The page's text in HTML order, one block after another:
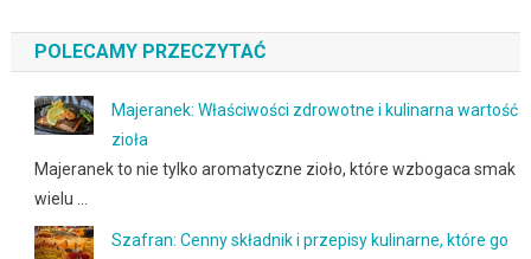
POLECAMY PRZECZYTAĆ
Majeranek: Właściwości zdrowotne i kulinarna wartość
zioła
Majeranek to nie tylko aromatyczne zioło, które wzbogaca smak
wielu …
Szafran: Cenny składnik i przepisy kulinarne, które go